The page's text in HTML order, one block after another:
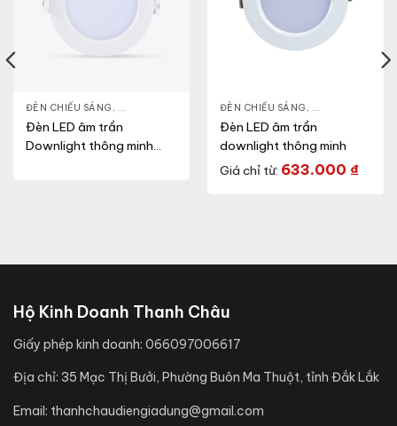
ĐÈN CHIẾU SÁNG , ĐÈN LED DOWNLIGHT, THIẾT BỊ CHIẾU SÁNG
Đèn LED âm trần
Downlight thông minh
ĐÈN CHIẾU SÁNG , ĐÈN LED
Đèn LED âm trần
downlight thông minh
Giá chỉ từ: 633.000 ₫
, THIẾT BỊ CHIẾU SÁNG
Hộ Kinh Doanh Thanh Châu
Giấy phép kinh doanh: 066097006617
Địa chỉ: 35 Mạc Thị Bưởi, Phường Buôn Ma Thuột, tỉnh Đắk Lắk
Email: thanhchaudiengiadung@gmail.com